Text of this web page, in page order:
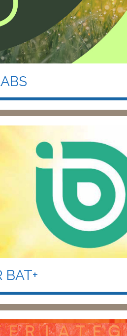
BAT+